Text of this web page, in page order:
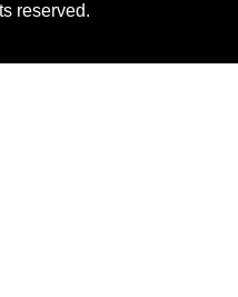
reserved.